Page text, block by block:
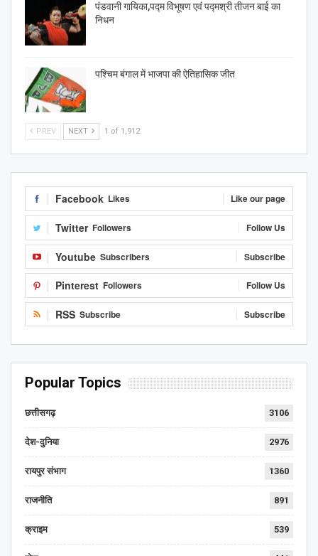
पंडवानी गायिका,पद्म विभूषण एवं पद्मश्री तीजन बाई का
निधन
पश्चिम बंगाल में भाजपा की ऐतिहासिक जीत
PREV NEXT 1 of 1,912
Facebook Likes Like our page
Twitter Followers Follow Us
Youtube Subscribers Subscribe
Pinterest Followers Follow Us
RSS Subscribe Subscribe
Popular Topics
छत्तीसगढ़ 3106
देश-दुनिया 2976
रायपुर संभाग 1360
राजनीति 891
क्राइम 539